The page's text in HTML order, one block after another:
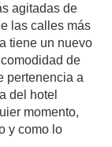
agitadas de
las calles más
tiene un nuevo
de
pertenencia a
del hotel
momento,
y como lo